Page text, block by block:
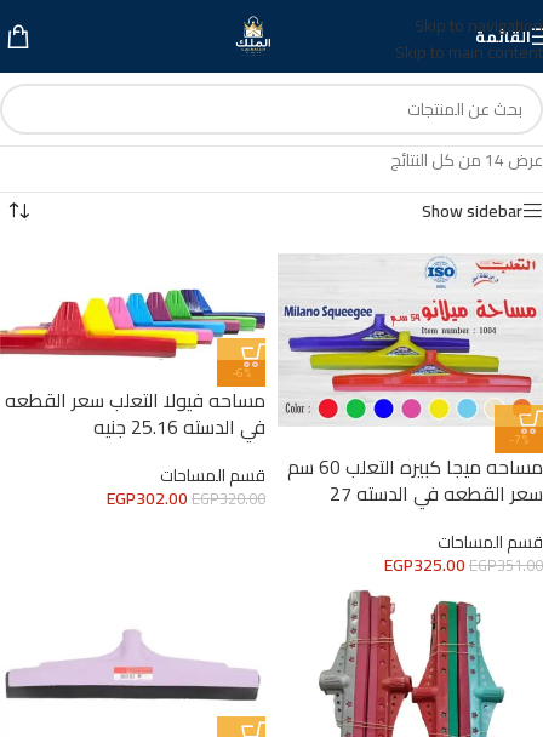
Skip to navigation
Skip to main content
القائمة
عرض ⁦14⁩ من كل النتائج
Show sidebar
-7%
مساحه ميجا كبيره التعلب 60 سم
سعر القطعه في الدسته 27
قسم المساحات
EGP351.00
EGP325.00
-6%
مساحه فيولا التعلب سعر القطعه
في الدسته 25.16 جنيه
قسم المساحات
EGP320.00
EGP302.00